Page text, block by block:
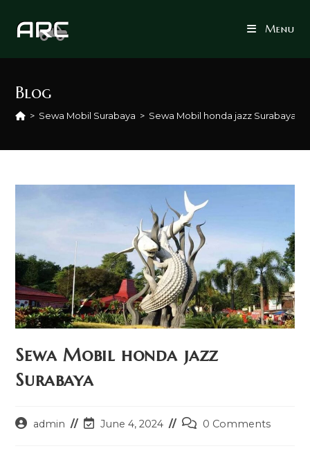
Menu
Blog
> Sewa Mobil Surabaya > Sewa Mobil honda jazz Surabaya
Sewa Mobil honda jazz
Surabaya
Postadmin
PostJune 4, 2024
Post0 Comments